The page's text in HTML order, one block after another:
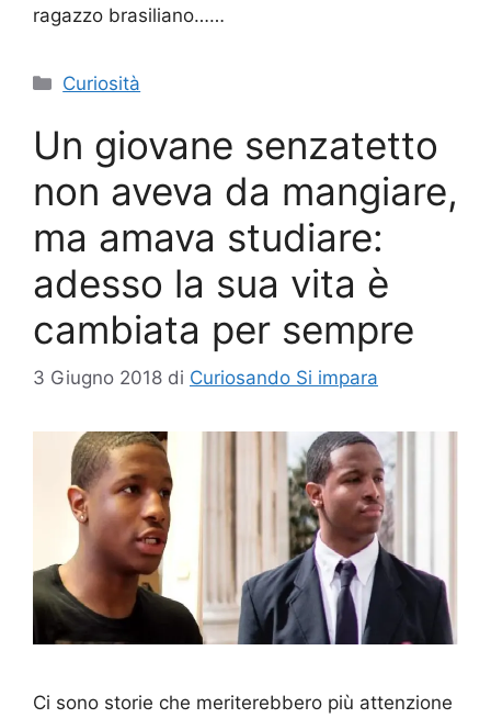
ragazzo brasiliano……
Categorie
Curiosità
Un giovane senzatetto
non aveva da mangiare,
ma amava studiare:
adesso la sua vita è
cambiata per sempre
3 Giugno 2018 di Curiosando Si impara
Ci sono storie che meriterebbero più attenzione